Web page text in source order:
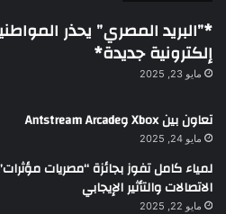
*”البريد المصري” يحذر
إلكترونية جديدة*
مايو 23, 2025
تعاون بين Xbox وAntstream Arcade
مايو 24, 2025
لمياء كامل تفوز بجائزة “مصريات
الاتصالات والتأثير الإيجابي
مايو 22, 2025